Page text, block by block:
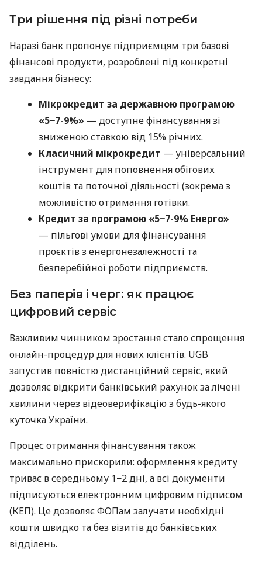
Три рішення під різні потреби
Наразі банк пропонує підприємцям три базові
фінансові продукти, розроблені під конкретні
завдання бізнесу:
Мікрокредит за державною програмою
«5−7-9%» — доступне фінансування зі
зниженою ставкою від 15% річних.
Класичний мікрокредит — універсальний
інструмент для поповнення обігових
коштів та поточної діяльності (зокрема з
можливістю отримання готівки.
Кредит за програмою «5−7-9% Енерго»
— пільгові умови для фінансування
проєктів з енергонезалежності та
безперебійної роботи підприємств.
Без паперів і черг: як працює
цифровий сервіс
Важливим чинником зростання стало спрощення
онлайн-процедур для нових клієнтів. UGB
запустив повністю дистанційний сервіс, який
дозволяє відкрити банківський рахунок за лічені
хвилини через відеоверифікацію з будь-якого
куточка України.
Процес отримання фінансування також
максимально прискорили: оформлення кредиту
триває в середньому 1−2 дні, а всі документи
підписуються електронним цифровим підписом
(КЕП). Це дозволяє ФОПам залучати необхідні
кошти швидко та без візитів до банківських
відділень.